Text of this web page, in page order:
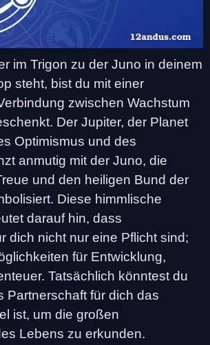
im Trigon zu der Juno in deinem
steht, bist du mit einer
zwischen Wachstum
Der Jupiter, der Planet
Optimismus und des
anmutig mit der Juno, die
und den heiligen Bund der
Diese himmlische
darauf hin, dass
dich nicht nur eine Pflicht sind;
für Entwicklung,
Tatsächlich könntest du
Partnerschaft für dich das
ist, um die großen
Lebens zu erkunden.